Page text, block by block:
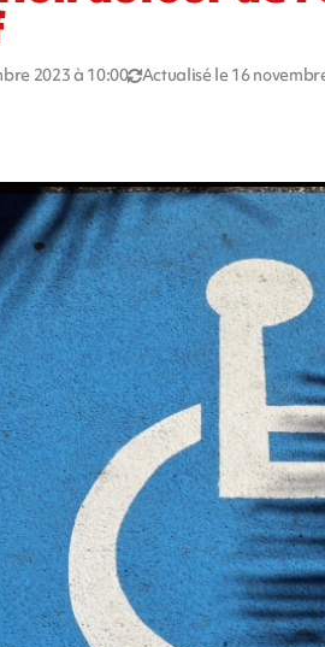
2023 à 10:00 Actualisé le 16